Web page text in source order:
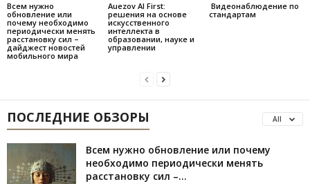
Всем нужно
обновление или
почему необходимо
периодически менять
расстановку сил –
дайджест новостей
мобильного мира
Auezov AI First:
решения на основе
искусственного
интеллекта в
образовании, науке и
управлении
Видеонаблюдение по
стандартам
ПОСЛЕДНИЕ ОБЗОРЫ All
Всем нужно обновление или почему
необходимо периодически менять
расстановку сил –...